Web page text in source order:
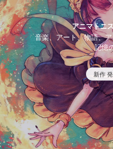
アニマトニ
音楽、アート、物語、
記憶
新作